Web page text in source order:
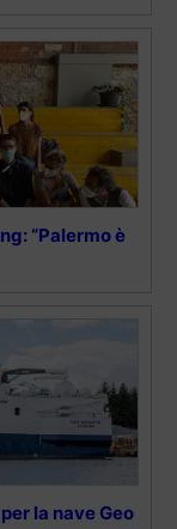
“Palermo è
la nave Geo